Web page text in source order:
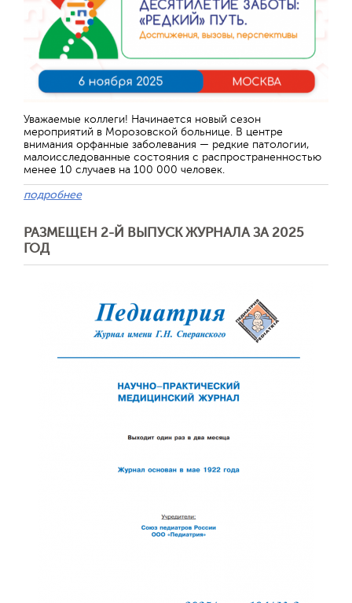
Уважаемые коллеги! Начинается новый сезон
мероприятий в Морозовской больнице. В центре
внимания орфанные заболевания — редкие патологии,
малоисследованные состояния с распространенностью
менее 10 случаев на 100 000 человек.
подробнее
РАЗМЕЩЕН 2-Й ВЫПУСК ЖУРНАЛА ЗА 2025
ГОД